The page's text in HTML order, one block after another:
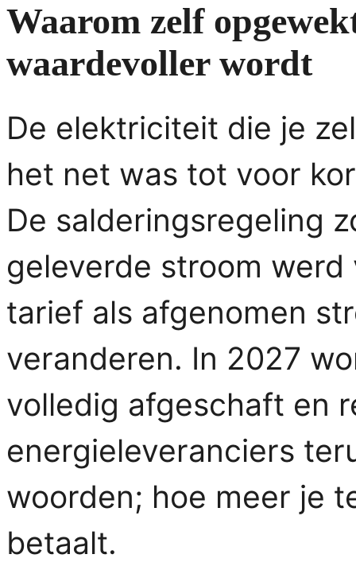
Waarom zelf
waardevoller wordt
De elektriciteit die je
het net was tot voor
De salderingsregeling
geleverde stroom
tarief als afgenomen
veranderen. In 2027
volledig afgeschaft en
energieleveranciers
woorden; hoe meer je
betaalt.